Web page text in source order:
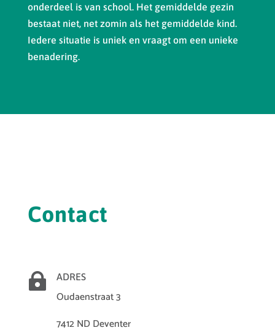
onderdeel is van school. Het gemiddelde gezin
bestaat niet, net zomin als het gemiddelde kind.
Iedere situatie is uniek en vraagt om een unieke
benadering.
Contact
 ADRES
Oudaenstraat 3
7412 ND Deventer